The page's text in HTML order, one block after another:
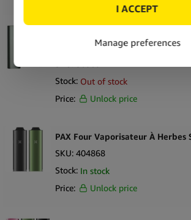
sèches à la sauge
Stock: Out of stock
Price:
Unlock price
PAX Four Vaporisateur À Herbes
SKU: 404868
Stock: In stock
Price:
Unlock price